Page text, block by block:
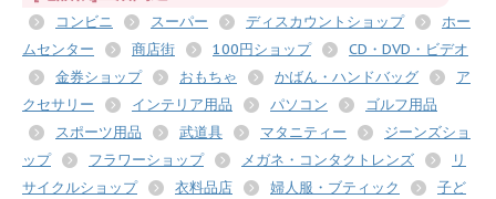
コンビニ スーパー ディスカウントショップ
ホー
ムセンター
商店街 100円ショップ
CD・DVD・ビデオ
金券ショップ
おもちゃ かばん・ハンドバッグ
ア
クセサリー
インテリア用品 パソコン
ゴルフ用品
スポーツ用品
武道具 マタニティー
ジーンズショ
ップ
フラワーショップ メガネ・コンタクトレンズ
リ
サイクルショップ
衣料品店 婦人服・ブティック
子ど